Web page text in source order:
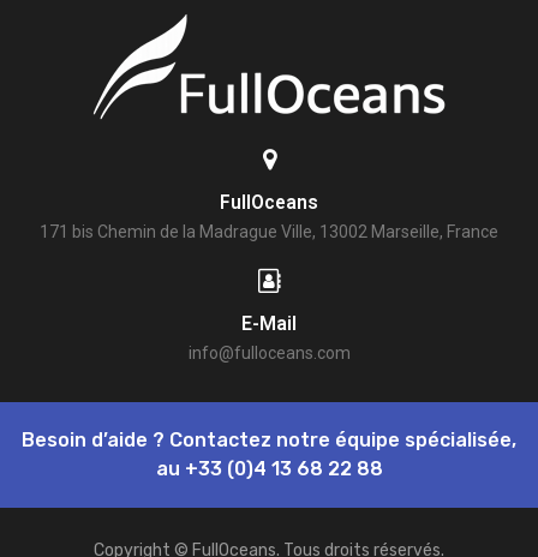
FullOceans
171 bis Chemin de la Madrague Ville, 13002 Marseille, France
E-Mail
info@fulloceans.com
Besoin d’aide ? Contactez notre équipe spécialisée,
au +33 (0)4 13 68 22 88
Copyright © FullOceans. Tous droits réservés.